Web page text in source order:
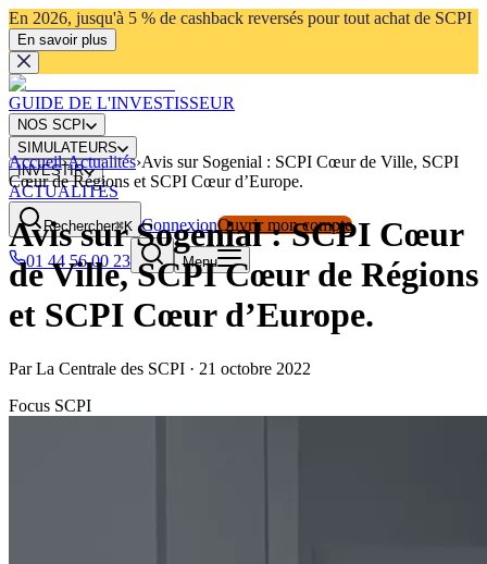
En 2026, jusqu'à 5 % de cashback reversés pour tout achat de SCPI
En savoir plus
GUIDE DE L'INVESTISSEUR
NOS SCPI
SIMULATEURS
INVESTIR
ACTUALITÉS
Rechercher⌘K ConnexionOuvrir mon compte
01 44 56 00 23
Menu
Accueil›Actualités›Avis sur Sogenial : SCPI Cœur de Ville, SCPI
Cœur de Régions et SCPI Cœur d’Europe.
Avis sur Sogenial : SCPI Cœur
de Ville, SCPI Cœur de Régions
et SCPI Cœur d’Europe.
Par La Centrale des SCPI · 21 octobre 2022
Focus SCPI